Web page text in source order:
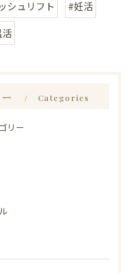
シュリフト
#妊活
Categories
リー